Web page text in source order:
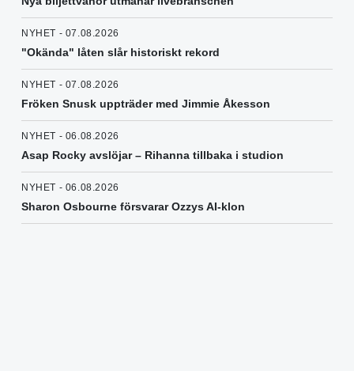
NYHET - 07.08.2026
"Okända" låten slår historiskt rekord
NYHET - 07.08.2026
Fröken Snusk uppträder med Jimmie Åkesson
NYHET - 06.08.2026
Asap Rocky avslöjar – Rihanna tillbaka i studion
NYHET - 06.08.2026
Sharon Osbourne försvarar Ozzys AI-klon